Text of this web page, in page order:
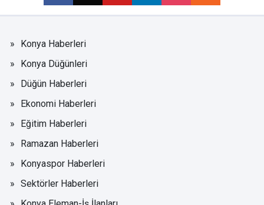
Konya Haberleri
Konya Düğünleri
Düğün Haberleri
Ekonomi Haberleri
Eğitim Haberleri
Ramazan Haberleri
Konyaspor Haberleri
Sektörler Haberleri